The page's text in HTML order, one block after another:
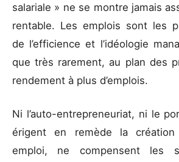
salariale » ne se montre jamais
rentable. Les emplois sont les
de l’efficience et l’idéologie
que très rarement, au plan des
rendement à plus d’emplois.
Ni l’auto-entrepreneuriat, ni le
érigent en remède la
emploi, ne compensent les